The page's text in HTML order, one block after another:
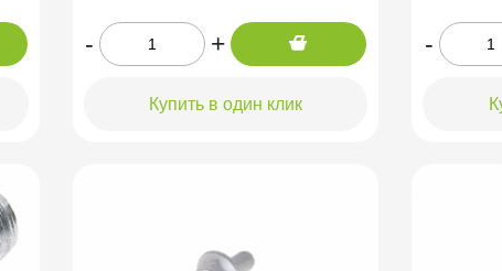
- +
Купить в один клик
-